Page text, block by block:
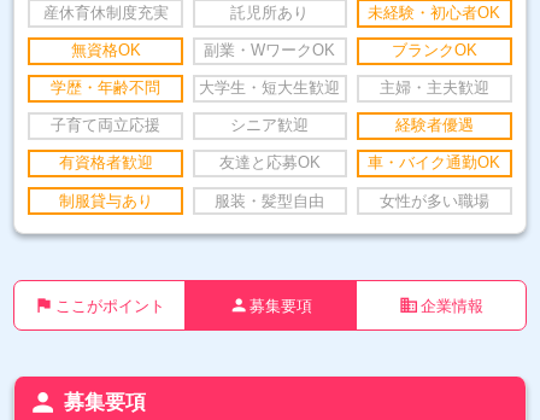
産休育休制度充実 託児所あり 未経験・初心者OK
無資格OK 副業・WワークOK ブランクOK
学歴・年齢不問 大学生・短大生歓迎 主婦・主夫歓迎
子育て両立応援 シニア歓迎 経験者優遇
有資格者歓迎 友達と応募OK 車・バイク通勤OK
制服貸与あり 服装・髪型自由 女性が多い職場
flag ここがポイント person 募集要項 business 企業情報
person 募集要項